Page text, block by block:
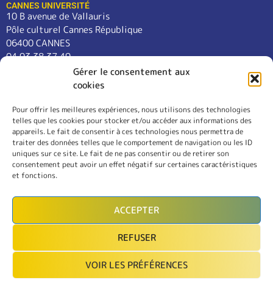
Gérer le consentement aux
cookies
Pour offrir les meilleures expériences, nous utilisons des technologies
telles que les cookies pour stocker et/ou accéder aux informations des
appareils. Le fait de consentir à ces technologies nous permettra de
traiter des données telles que le comportement de navigation ou les ID
uniques sur ce site. Le fait de ne pas consentir ou de retirer son
consentement peut avoir un effet négatif sur certaines caractéristiques
et fonctions.
ACCEPTER
REFUSER
VOIR LES PRÉFÉRENCES
CANNES UNIVERSITÉ
10 B avenue de Vallauris
Pôle culturel Cannes République
06400 CANNES
04 93 38 37 49
contact@cannes-universite.fr
COURS
LANGUES
CONFÉRENCES
SORTIES
L’ASSOCIATION